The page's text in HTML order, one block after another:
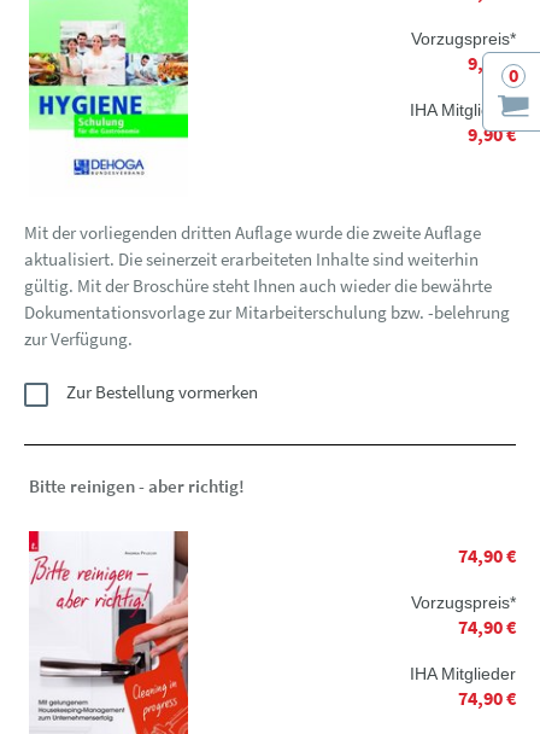
0
Vorzugspreis*
9,90 €
IHA Mitglieder
9,90 €
Mit der vorliegenden dritten Auflage wurde die zweite Auflage
aktualisiert. Die seinerzeit erarbeiteten Inhalte sind weiterhin
gültig. Mit der Broschüre steht Ihnen auch wieder die bewährte
Dokumentationsvorlage zur Mitarbeiterschulung bzw. -belehrung
zur Verfügung.
Zur Bestellung vormerken
Bitte reinigen - aber richtig!
74,90 €
Vorzugspreis*
74,90 €
IHA Mitglieder
74,90 €